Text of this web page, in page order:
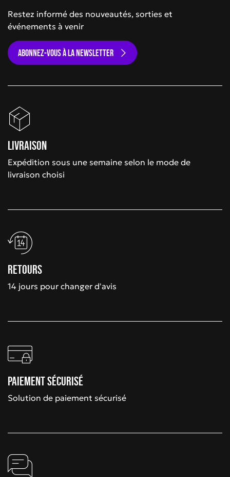
Restez informé des nouveautés, sorties et
événements à venir
ABONNEZ-VOUS À LA NEWSLETTER
Livraison
Expédition sous une semaine selon le mode de
livraison choisi
Retours
14 jours pour changer d'avis
Paiement sécurisé
Solution de paiement sécurisé